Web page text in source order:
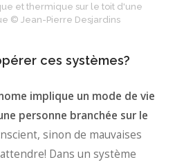
et thermique sur le toit d'une
© Jean-Pierre Desjardins
ces systèmes?
implique un mode de vie
personne branchée sur le
sinon de mauvaises
Dans un système